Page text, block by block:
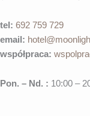
tel: 692 759 729
email:
współpraca:
Pon. – Nd. : 10:00 –